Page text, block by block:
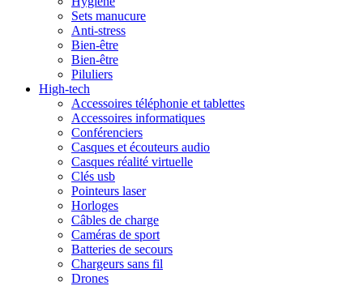
Sets manucure
Anti-stress
Bien-être
Bien-être
Piluliers
High-tech
Accessoires téléphonie et tablettes
Accessoires informatiques
Conférenciers
Casques et écouteurs audio
Casques réalité virtuelle
Clés usb
Pointeurs laser
Horloges
Câbles de charge
Caméras de sport
Batteries de secours
Chargeurs sans fil
Drones